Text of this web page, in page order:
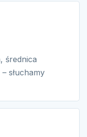
średnica
słuchamy